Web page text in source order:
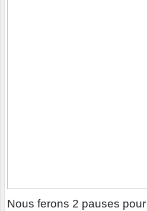
Nous ferons 2 pauses